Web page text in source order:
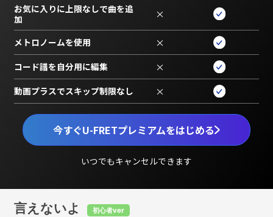
今すぐU-FRETプレミアムをはじめる
いつでもキャンセルできます
お気に入りに上限なしで曲を追
加
×
メトロノームを使用 ×
コード譜を自分用に編集 ×
動画プラスでスキップ制限なし ×
言えないよ 初心者ver